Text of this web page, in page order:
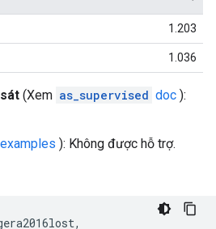
1.203
1.036
(Xem as_supervised doc ):
): Không được hỗ trợ.
,